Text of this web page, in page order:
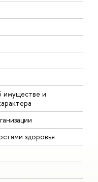
имуществе и
здоровья